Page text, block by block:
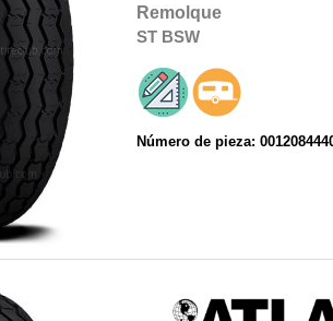
Remolque
ST BSW
Número de pieza: